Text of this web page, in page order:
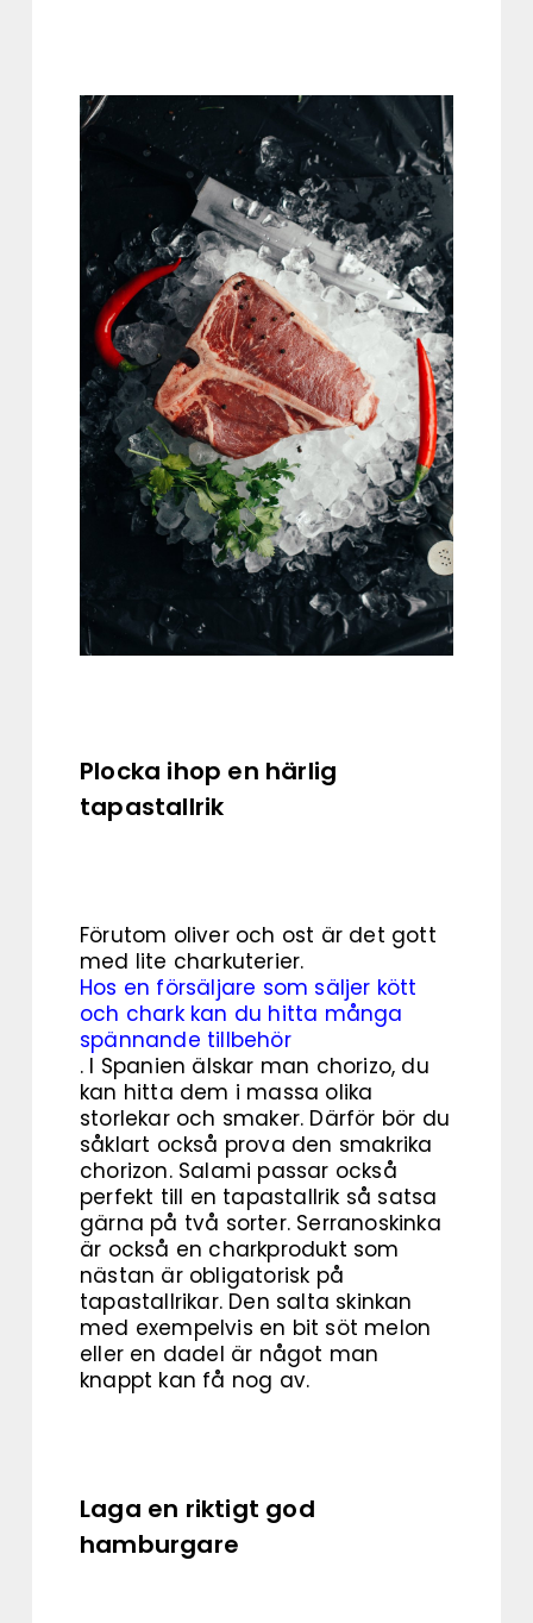
Plocka ihop en härlig
tapastallrik
Förutom oliver och ost är det gott
med lite charkuterier.
Hos en försäljare som säljer kött
och chark kan du hitta många
spännande tillbehör
. I Spanien älskar man chorizo, du
kan hitta dem i massa olika
storlekar och smaker. Därför bör du
såklart också prova den smakrika
chorizon. Salami passar också
perfekt till en tapastallrik så satsa
gärna på två sorter. Serranoskinka
är också en charkprodukt som
nästan är obligatorisk på
tapastallrikar. Den salta skinkan
med exempelvis en bit söt melon
eller en dadel är något man
knappt kan få nog av.
Laga en riktigt god
hamburgare